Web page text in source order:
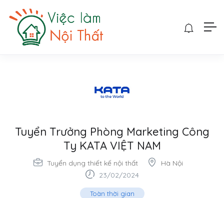
Tuyển Trưởng Phòng Marketing Công
Ty KATA VIỆT NAM
Tuyển dụng thiết kế nội thất
Hà Nội
23/02/2024
Toàn thời gian